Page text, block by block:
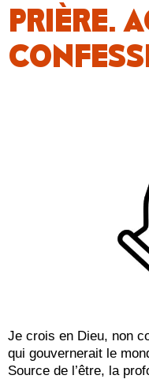
PRIÈRE.
Je crois en Dieu, non
qui gouvernerait le
Source de l’être, la